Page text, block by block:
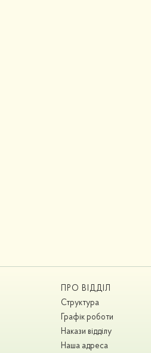
ПРО ВІДДІЛ
Структура
Графік роботи
Накази відділу
Наша адреса